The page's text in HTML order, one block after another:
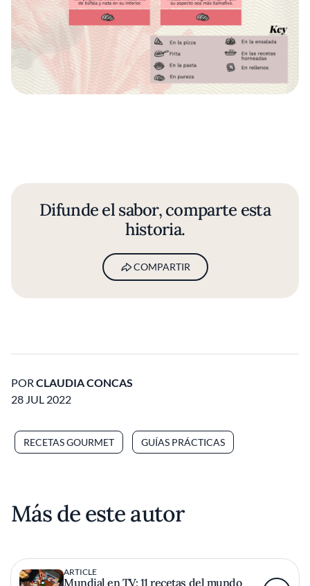
Difunde el sabor, comparte esta
historia.
COMPARTIR
POR CLAUDIA CONCAS
28 JUL 2022
RECETAS GOURMET GUÍAS PRÁCTICAS
Más de este autor
ARTICLE
Mundial en TV: 11 recetas del mundo